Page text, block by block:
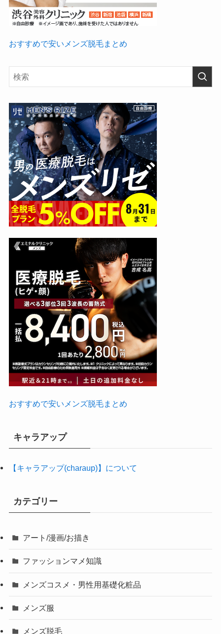
おすすめで安いメンズ脱毛まとめ
おすすめで安いメンズ脱毛まとめ
キャラアップ
【キャラアップ(charaup)】について
カテゴリー
アート/漫画/お描き
ファッションマメ知識
メンズコスメ・男性用基礎化粧品
メンズ服
メンズ脱毛